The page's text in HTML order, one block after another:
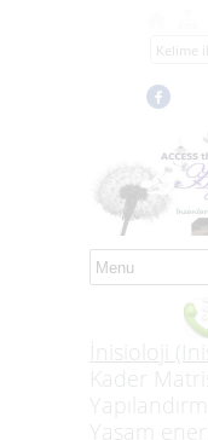
İnisioloji
Kader
Yaşam